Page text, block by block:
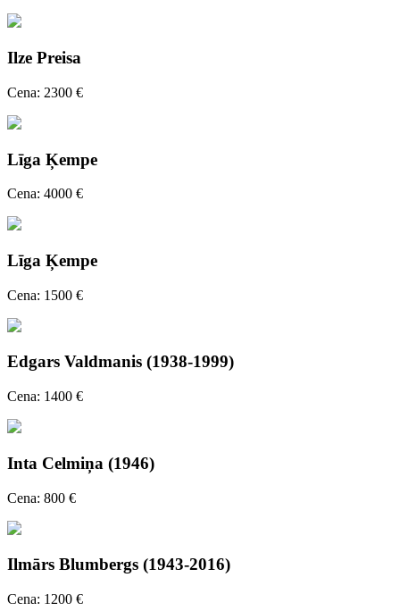
Ilze Preisa
Cena: 2300 €
Līga Ķempe
Cena: 4000 €
Līga Ķempe
Cena: 1500 €
Edgars Valdmanis (1938-1999)
Cena: 1400 €
Inta Celmiņa (1946)
Cena: 800 €
Ilmārs Blumbergs (1943-2016)
Cena: 1200 €